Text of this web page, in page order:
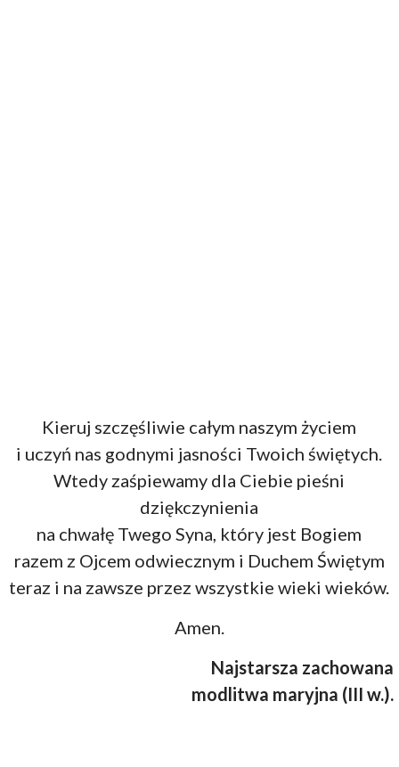
Kieruj szczęśliwie całym naszym życiem
i uczyń nas godnymi jasności Twoich świętych.
Wtedy zaśpiewamy dla Ciebie pieśni
dziękczynienia
na chwałę Twego Syna, który jest Bogiem
razem z Ojcem odwiecznym i Duchem Świętym
teraz i na zawsze przez wszystkie wieki wieków.
Amen.
Najstarsza zachowana
modlitwa maryjna (III w.).